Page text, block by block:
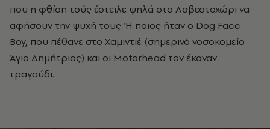
που η φθίση τούς έστειλε ψηλά στο Ασβεστοχώρι να
αφήσουν την ψυχή τους. Ή ποιος ήταν ο Dog Face
Boy, που πέθανε στο Χαμιντιέ (σημερινό νοσοκομείο
Άγιο Δημήτριος) και οι Motorhead τον έκαναν
τραγούδι.